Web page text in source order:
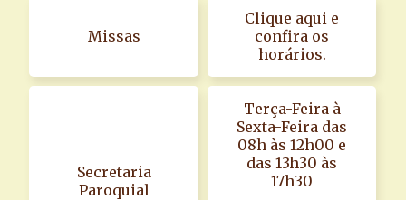
Missas
Clique aqui e
confira os
horários.
Secretaria
Paroquial
Terça-Feira à
Sexta-Feira das
08h às 12h00 e
das 13h30 às
17h30